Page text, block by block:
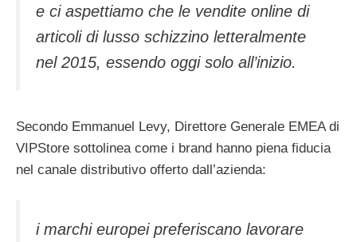
e ci aspettiamo che le vendite online di
articoli di lusso schizzino letteralmente
nel 2015, essendo oggi solo all’inizio.
Secondo Emmanuel Levy, Direttore Generale EMEA di
VIPStore sottolinea come i brand hanno piena fiducia
nel canale distributivo offerto dall’azienda:
i marchi europei preferiscano lavorare